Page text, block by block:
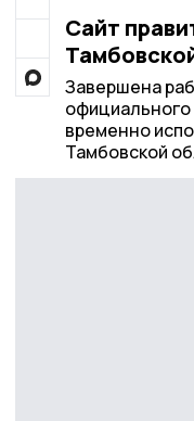
Сайт
Завершена
официального
временно
Тамбовской